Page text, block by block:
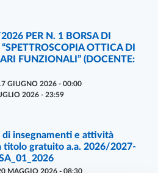
30/07/2026
PER N. 1 BORSA DI
OTTICA DI
FUNZIONALI” (DOCENTE:
GIUGNO 2026 - 00:00
2026 - 23:59
03/06/2026
di insegnamenti e attività
gratuito a.a. 2026/2027-
MAGGIO 2026 - 08:30